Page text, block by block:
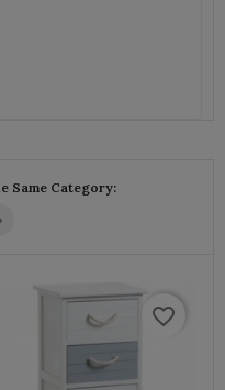
Same Category:
favorite_border